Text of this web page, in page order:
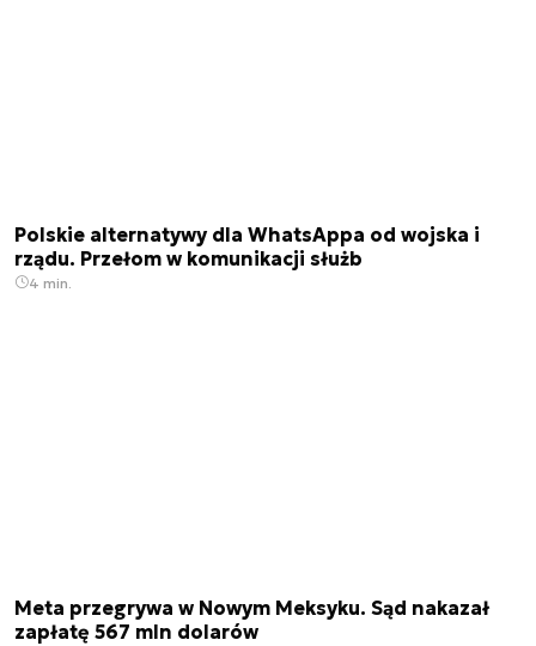
Polskie alternatywy dla WhatsAppa od wojska i
rządu. Przełom w komunikacji służb
4 min.
Meta przegrywa w Nowym Meksyku. Sąd nakazał
zapłatę 567 mln dolarów